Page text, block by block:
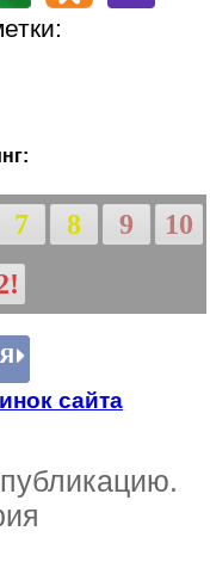
7 8 9
10
сайта